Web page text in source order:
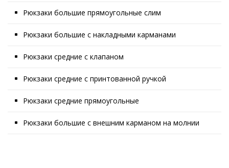
Рюкзаки большие прямоугольные слим
Рюкзаки большие с накладными карманами
Рюкзаки средние с клапаном
Рюкзаки средние с принтованной ручкой
Рюкзаки средние прямоугольные
Рюкзаки большие с внешним карманом на молнии